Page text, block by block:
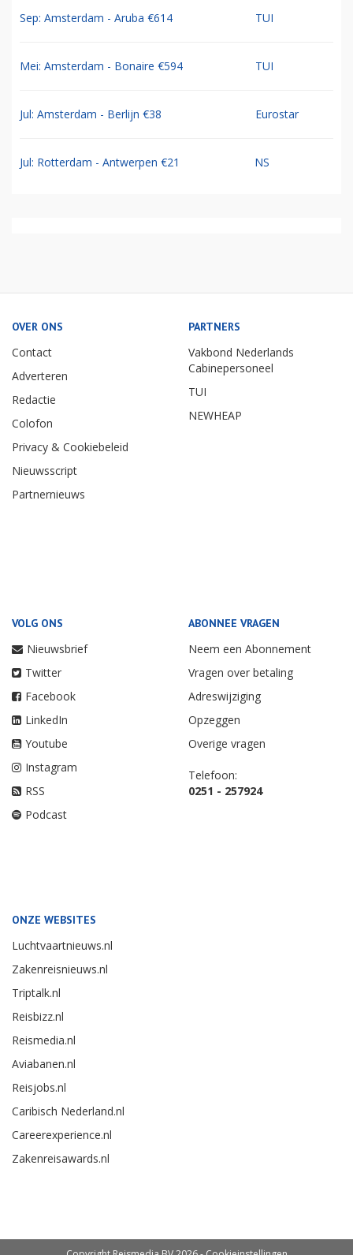
Sep: Amsterdam - Aruba €614 TUI
Mei: Amsterdam - Bonaire €594 TUI
Jul: Amsterdam - Berlijn €38 Eurostar
Jul: Rotterdam - Antwerpen €21 NS
OVER ONS
Contact
Adverteren
Redactie
Colofon
Privacy & Cookiebeleid
Nieuwsscript
Partnernieuws
PARTNERS
Vakbond Nederlands
Cabinepersoneel
TUI
NEWHEAP
VOLG ONS
Nieuwsbrief
Twitter
Facebook
LinkedIn
Youtube
Instagram
RSS
Podcast
ABONNEE VRAGEN
Neem een Abonnement
Vragen over betaling
Adreswijziging
Opzeggen
Overige vragen
Telefoon:
0251 - 257924
ONZE WEBSITES
Luchtvaartnieuws.nl
Zakenreisnieuws.nl
Triptalk.nl
Reisbizz.nl
Reismedia.nl
Aviabanen.nl
Reisjobs.nl
Caribisch Nederland.nl
Careerexperience.nl
Zakenreisawards.nl